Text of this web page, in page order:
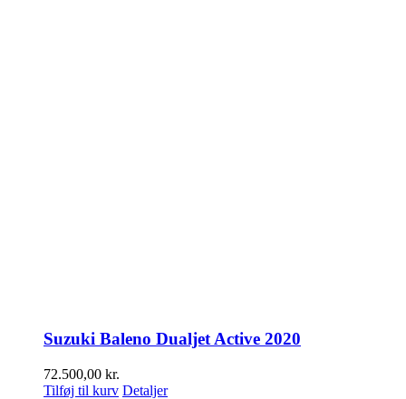
Suzuki Baleno Dualjet Active 2020
72.500,00 kr.
Tilføj til kurv Detaljer